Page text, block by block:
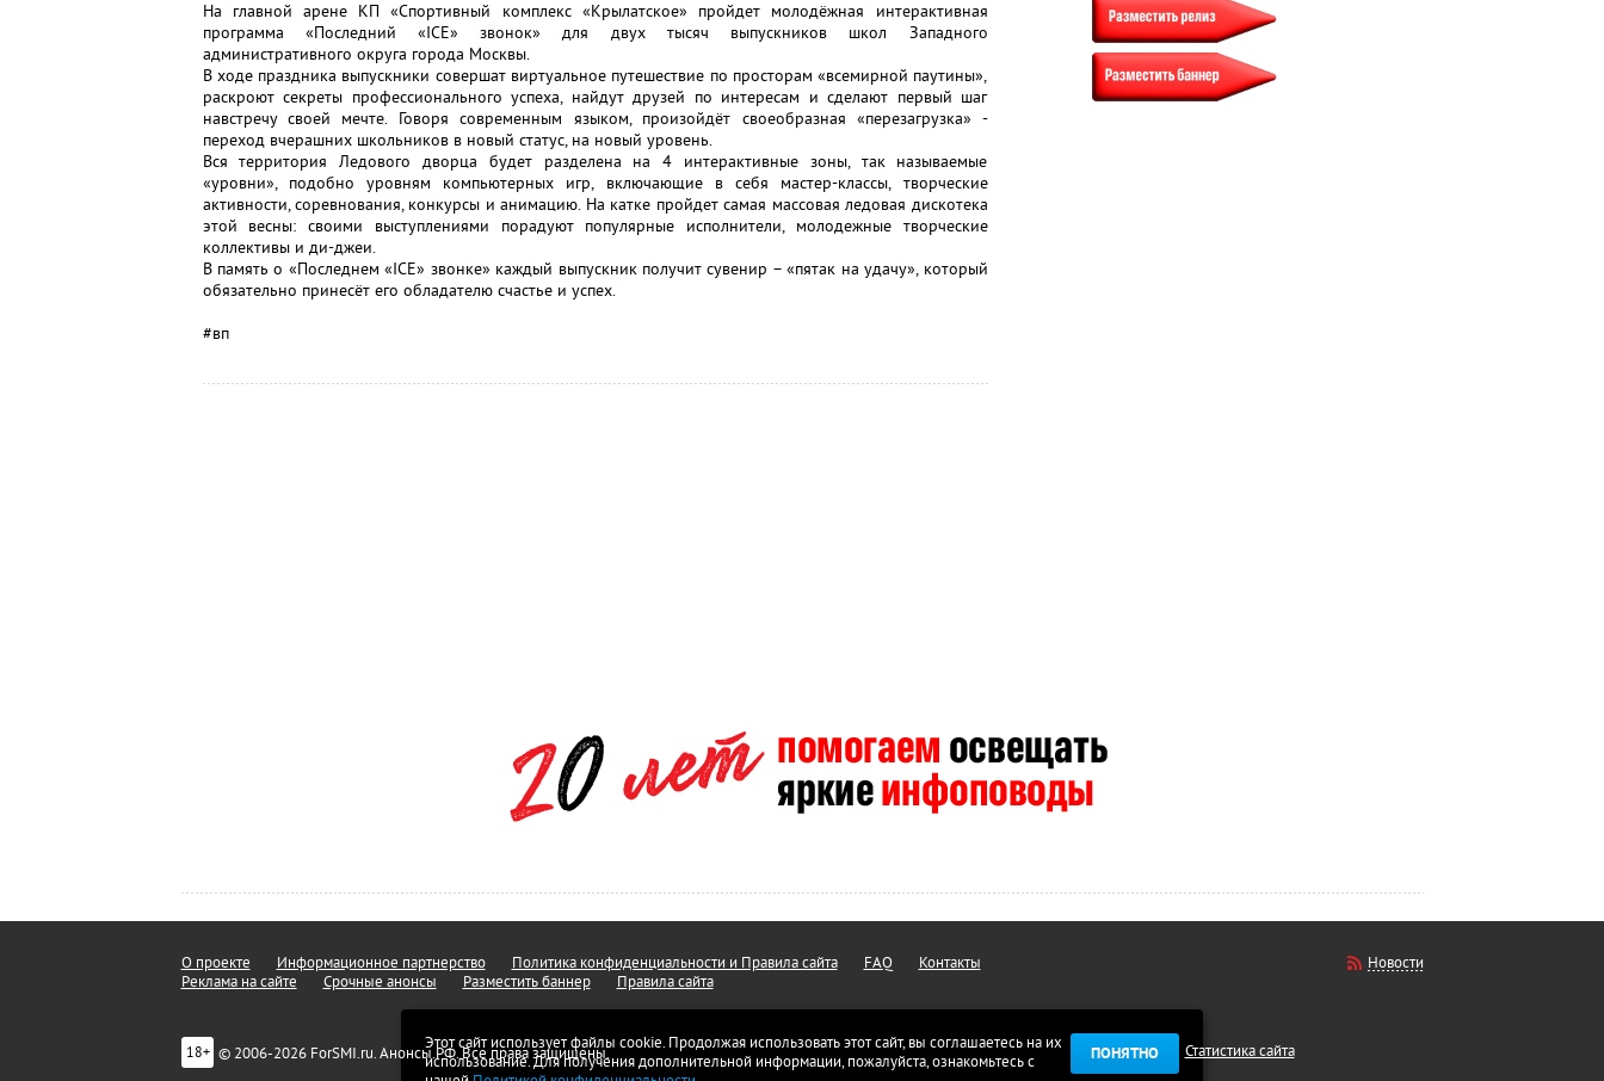
На главной арене КП «Спортивный комплекс «Крылатское» пройдет молодёжная интерактивная
программа «Последний «ICE» звонок» для двух тысяч выпускников школ Западного
административного округа города Москвы.
В ходе праздника выпускники совершат виртуальное путешествие по просторам «всемирной паутины»,
раскроют секреты профессионального успеха, найдут друзей по интересам и сделают первый шаг
навстречу своей мечте. Говоря современным языком, произойдёт своеобразная «перезагрузка» -
переход вчерашних школьников в новый статус, на новый уровень.
Вся территория Ледового дворца будет разделена на 4 интерактивные зоны, так называемые
«уровни», подобно уровням компьютерных игр, включающие в себя мастер-классы, творческие
активности, соревнования, конкурсы и анимацию. На катке пройдет самая массовая ледовая дискотека
этой весны: своими выступлениями порадуют популярные исполнители, молодежные творческие
коллективы и ди-джеи.
В память о «Последнем «ICE» звонке» каждый выпускник получит сувенир – «пятак на удачу», который
обязательно принесёт его обладателю счастье и успех.
#вп
Этот сайт использует файлы cookie. Продолжая использовать этот сайт, вы соглашаетесь на их
использование. Для получения дополнительной информации, пожалуйста, ознакомьтесь с
ПОНЯТНО
О проекте Информационное партнерство Политика конфиденциальности и Правила сайта FAQ
Контакты
Реклама на сайте
Срочные анонсы Разместить баннер Правила сайта
18+ © 2006-2026 ForSMI.ru. Анонсы.РФ. Все права защищены.
Новости
Статистика сайта